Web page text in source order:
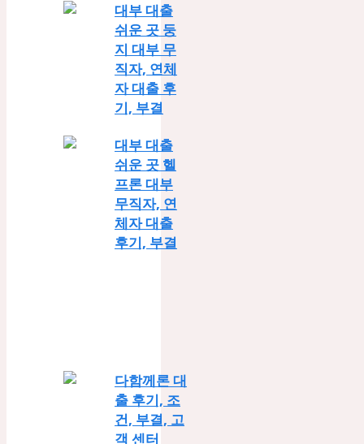
대부 대출
쉬운 곳 둥
지 대부 무
직자, 연체
자 대출 후
기, 부결
대부 대출
쉬운 곳 헬
프론 대부
무직자, 연
체자 대출
후기, 부결
다함께론 대
출 후기, 조
건, 부결, 고
객 센터